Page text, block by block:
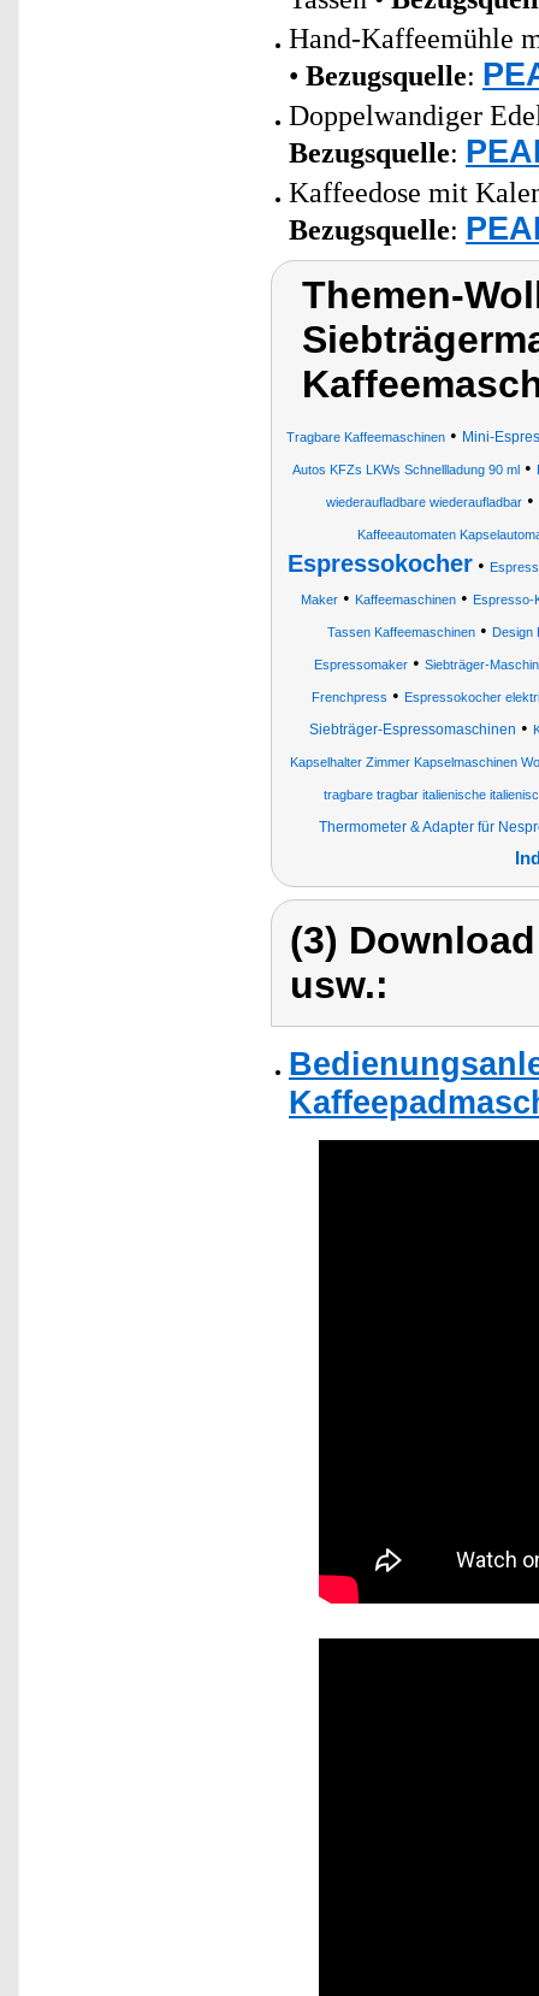
Hand-Kaffeemühle
• Bezugsquelle:
Doppelwandiger
Bezugsquelle:
Kaffeedose mit
Bezugsquelle:
Themen-
Tragbare Kaffeemaschinen• Mini-
Autos KFZs LKWs Schnellladung 90 ml•
wiederaufladbare wiederaufladbar•
Kaffeeautomaten
Espressokocher•
Maker• Kaffeemaschinen• Espresso-
Tassen Kaffeemaschinen• Design
Espressomaker• Siebträger-
Frenchpress • Espressokocher
Siebträger-Espressomaschinen •
Kapselhalter Zimmer Kapselmaschinen
tragbare tragbar italienische
Thermometer & Adapter für
(3)
usw.: